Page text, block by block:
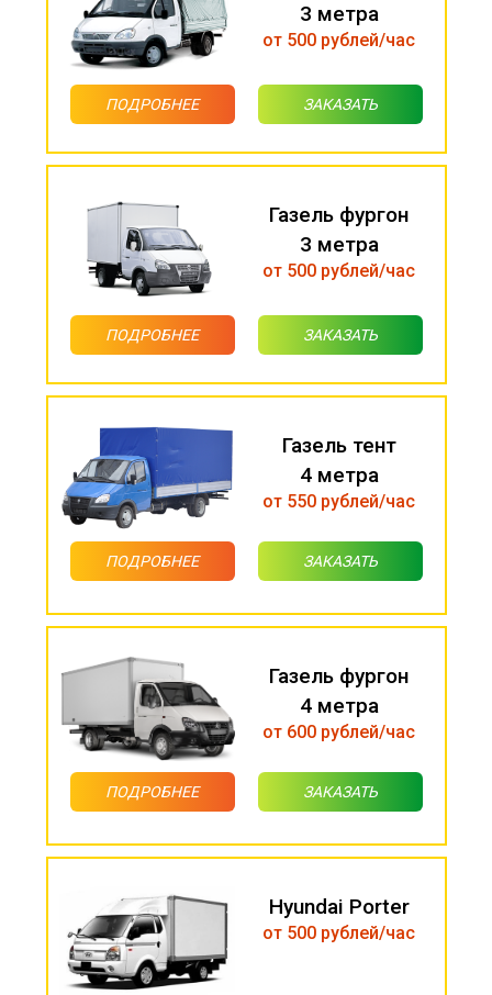
3 метра
от 500 рублей/час
ПОДРОБНЕЕ ЗАКАЗАТЬ
Газель фургон
3 метра
от 500 рублей/час
ПОДРОБНЕЕ ЗАКАЗАТЬ
Газель тент
4 метра
от 550 рублей/час
ПОДРОБНЕЕ ЗАКАЗАТЬ
Газель фургон
4 метра
от 600 рублей/час
ПОДРОБНЕЕ ЗАКАЗАТЬ
Hyundai Porter
от 500 рублей/час